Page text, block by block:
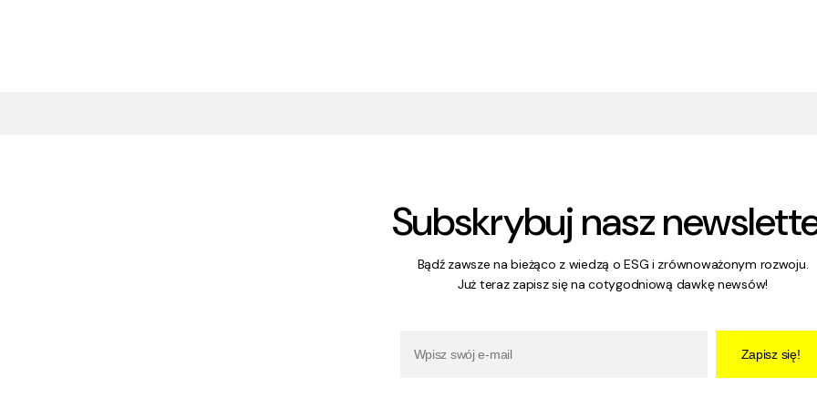
Subskrybuj nasz
Bądź zawsze na bieżąco z wiedzą o ESG i zrównoważonym rozwoju.
Już teraz zapisz się na cotygodniową dawkę newsów!
Zapisz się!